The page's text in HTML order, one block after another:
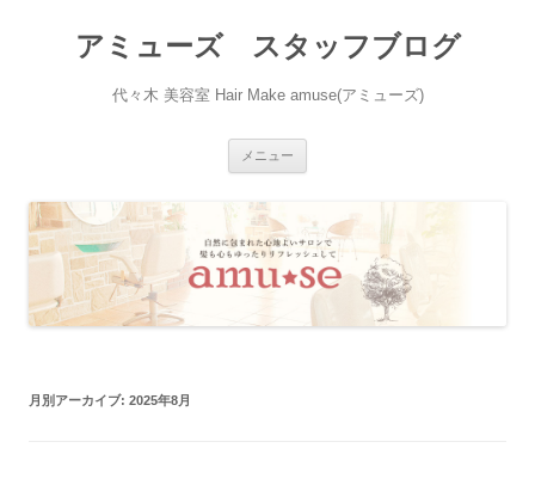
アミューズ スタッフブログ
代々木 美容室 Hair Make amuse(アミューズ)
メニュー
へ
ス
キ
ッ
プ
月別アーカイブ: 2025年8月